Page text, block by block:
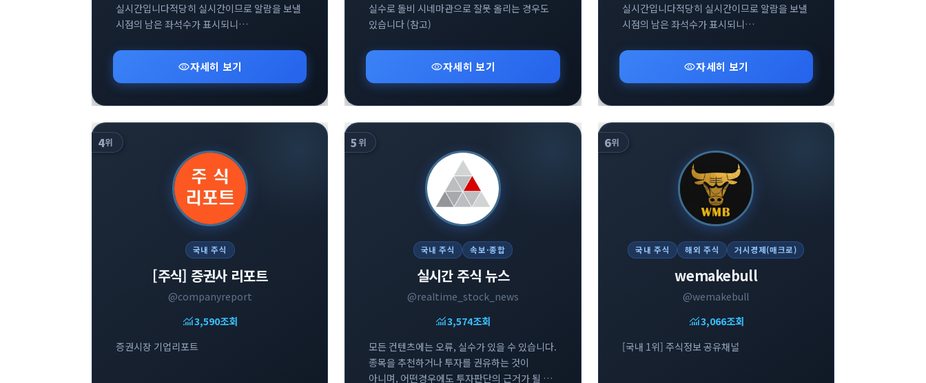
실시간입니다적당히 실시간이므로 알람을 보낼
시점의 남은 좌석수가 표시되니
visibility자세히 보기
실수로 돌비 시네마관으로 잘못 올리는 경우도
있습니다 (참고)
visibility자세히 보기
실시간입니다적당히 실시간이므로 알람을 보낼
시점의 남은 좌석수가 표시되니
visibility자세히 보기
4위
국내 주식
[주식] 증권사 리포트
@companyreport
monitoring3,590조회
증권시장 기업리포트
5 위
국내 주식 속보·종합
실시간 주식 뉴스
@realtime_stock_news
monitoring3,574조회
모든 컨텐츠에는 오류, 실수가 있을 수 있습니다.
종목을 추천하거나 투자를 권유하는 것이
아니며, 어떤경우에도 투자판단의 근거가 될 수
6위
국내 주식 해외 주식 거시경제(매크로)
wemakebull
@wemakebull
monitoring3,066조회
[국내 1위] 주식정보 공유채널